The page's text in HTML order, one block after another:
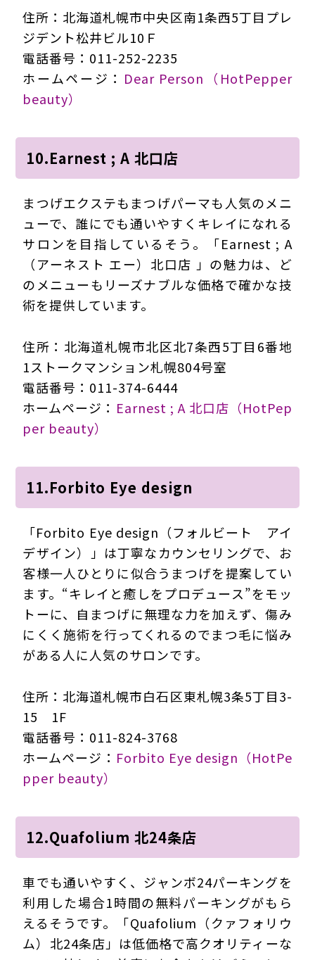
住所：北海道札幌市中央区南1条西5丁目プレ
ジデント松井ビル10Ｆ
電話番号：011-252-2235
ホームページ： Dear Person（HotPepper
beauty）
10.Earnest ; A 北口店
まつげエクステもまつげパーマも人気のメニ
ューで、誰にでも通いやすくキレイになれる
サロンを目指しているそう。「Earnest ; A
（アーネスト エー）北口店 」の魅力は、ど
のメニューもリーズナブルな価格で確かな技
術を提供しています。
住所：北海道札幌市北区北7条西5丁目6番地
1ストークマンション札幌804号室
電話番号：011-374-6444
ホームページ： Earnest ; A 北口店（HotPep
per beauty）
11.Forbito Eye design
「Forbito Eye design（フォルビート アイ
デザイン）」は丁寧なカウンセリングで、お
客様一人ひとりに似合うまつげを提案してい
ます。“キレイと癒しをプロデュース”をモッ
トーに、自まつげに無理な力を加えず、傷み
にくく施術を行ってくれるのでまつ毛に悩み
がある人に人気のサロンです。
住所：北海道札幌市白石区東札幌3条5丁目3-
15 1F
電話番号：011-824-3768
ホームページ： Forbito Eye design（HotPe
pper beauty）
12.Quafolium 北24条店
車でも通いやすく、ジャンボ24パーキングを
利用した場合1時間の無料パーキングがもら
えるそうです。「Quafolium（クァフォリウ
ム）北24条店」は低価格で高クオリティーな